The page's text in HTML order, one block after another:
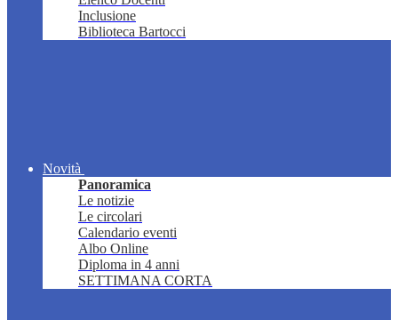
Inclusione
Biblioteca Bartocci
Novità
Panoramica
Le notizie
Le circolari
Calendario eventi
Albo Online
Diploma in 4 anni
SETTIMANA CORTA